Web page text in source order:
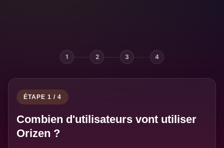
Calculateur ROI Orizen —
1 2 3 4
ÉTAPE 1 / 4
Combien d'utilisateurs vont utiliser
Orizen ?